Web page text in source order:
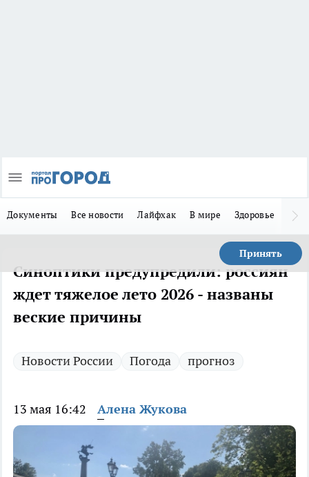
Документы Все новости Лайфхак В мире Здоровье
Принять
Синоптики предупредили: россиян
ждет тяжелое лето 2026 - названы
веские причины
Новости России Погода прогноз
13 мая 16:42 Алена Жукова